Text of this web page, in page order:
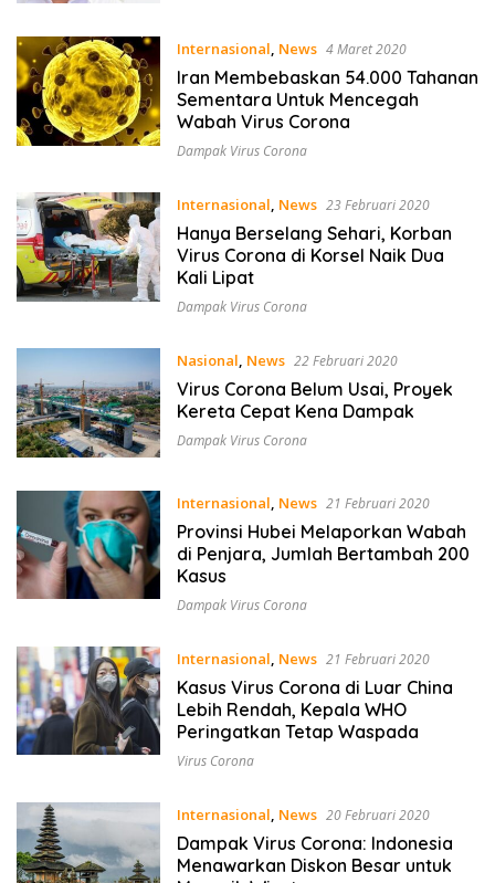
Internasional, News 4 Maret 2020
Iran Membebaskan 54.000 Tahanan
Sementara Untuk Mencegah
Wabah Virus Corona
Dampak Virus Corona
Internasional, News 23 Februari 2020
Hanya Berselang Sehari, Korban
Virus Corona di Korsel Naik Dua
Kali Lipat
Dampak Virus Corona
Nasional, News 22 Februari 2020
Virus Corona Belum Usai, Proyek
Kereta Cepat Kena Dampak
Dampak Virus Corona
Internasional, News 21 Februari 2020
Provinsi Hubei Melaporkan Wabah
di Penjara, Jumlah Bertambah 200
Kasus
Dampak Virus Corona
Internasional, News 21 Februari 2020
Kasus Virus Corona di Luar China
Lebih Rendah, Kepala WHO
Peringatkan Tetap Waspada
Virus Corona
Internasional, News 20 Februari 2020
Dampak Virus Corona: Indonesia
Menawarkan Diskon Besar untuk